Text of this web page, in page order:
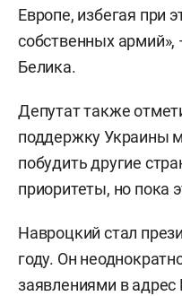
Европе, избегая при
собственных армий»,
Белика.
Депутат также
поддержку Украины
побудить другие
приоритеты, но пока
Навроцкий стал
году. Он
заявлениями в адрес